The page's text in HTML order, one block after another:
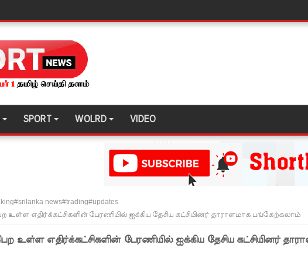
துறை ஒத்துழைப்பு குறித்து ஆய்வு!
சிறகூட்டும் “இளஞ்சிறகுகள்” – சிமாரா அலியின் சிறுவர் கதை நூல் ஆகஸ்ட்
ஸ்ரீலங்கன் விமான சேவை மீண்டும் ஆரம்பம்!
ஸ்ரீலங்கன் வானூர்தி சேவைகள் இன்று முதல் மீண்டும் ஆரம்பம்!
சம்பளம் உயர்த்தப்படவில்லை: எரிபொருள் கொடுப்பனவே
SPORT WOLRD VIDEO
news#trading#updates
உள்ள எதிர்க்கட்சிகளின் பேரணியில் ஐக்கிய தேசிய கட்சியினர் தாராளமாக பங்கேற்கலாம்
உள்ள எதிர்க்கட்சிகளின் பேரணியில் ஐக்கிய தேசிய கட்சியினர்